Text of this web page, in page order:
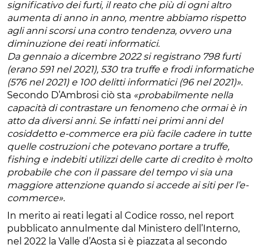
significativo dei furti, il reato che più di ogni altro
aumenta di anno in anno, mentre abbiamo rispetto
agli anni scorsi una contro tendenza, ovvero una
diminuzione dei reati informatici.
Da gennaio a dicembre 2022 si registrano 798 furti
(erano 591 nel 2021), 530 tra truffe e frodi informatiche
(576 nel 2021) e 100 delitti informatici (96 nel 2021)».
Secondo D’Ambrosi ciò sta «probabilmente nella
capacità di contrastare un fenomeno che ormai è in
atto da diversi anni. Se infatti nei primi anni del
cosiddetto e-commerce era più facile cadere in tutte
quelle costruzioni che potevano portare a truffe,
fishing e indebiti utilizzi delle carte di credito è molto
probabile che con il passare del tempo vi sia una
maggiore attenzione quando si accede ai siti per l’e-
commerce».
In merito ai reati legati al Codice rosso, nel report
pubblicato annulmente dal Ministero dell’Interno,
nel 2022 la Valle d’Aosta si è piazzata al secondo